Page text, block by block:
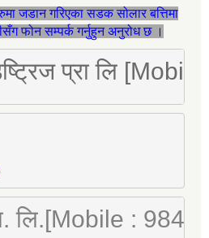
जडान गरिएका सडक सोलार बत्तिमा
फोन सम्पर्क गर्नुहुन अनुरोध छ ।
प्रा लि
लि.[Mobile :